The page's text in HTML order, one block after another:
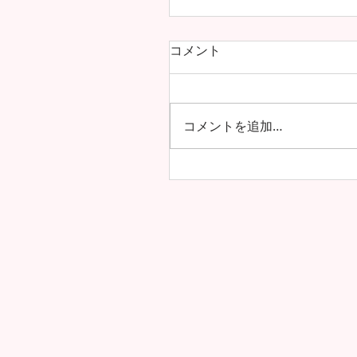
コメント
コメントを追加…